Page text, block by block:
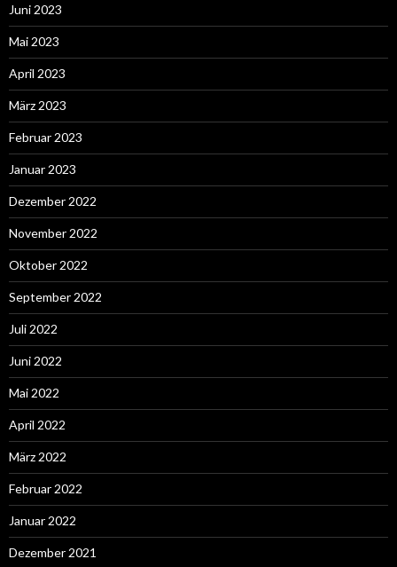
Juni 2023
Mai 2023
April 2023
März 2023
Februar 2023
Januar 2023
Dezember 2022
November 2022
Oktober 2022
September 2022
Juli 2022
Juni 2022
Mai 2022
April 2022
März 2022
Februar 2022
Januar 2022
Dezember 2021